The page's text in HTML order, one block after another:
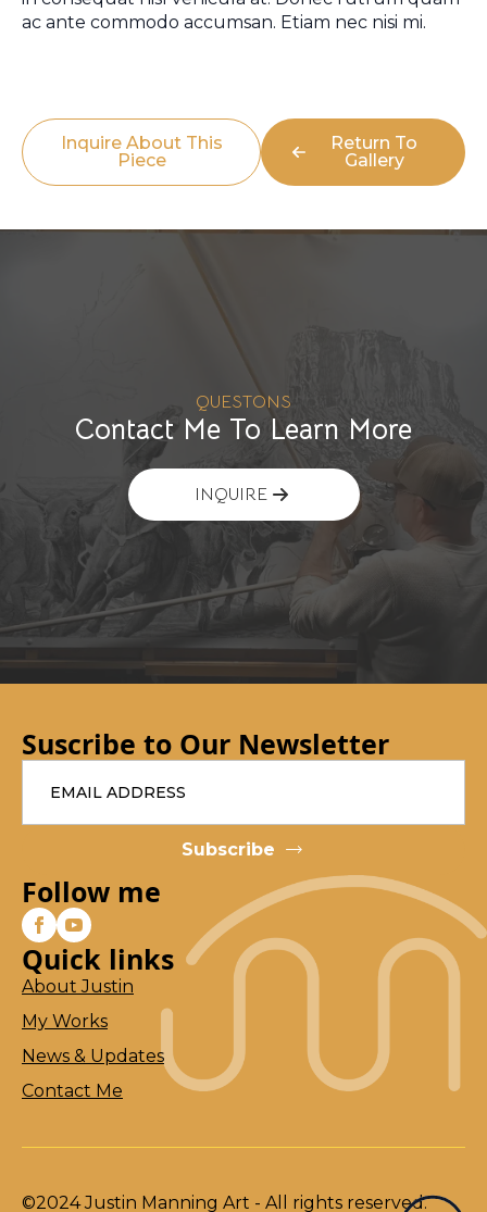
ac ante commodo accumsan. Etiam nec nisi mi.
Inquire About This
Piece
Return To
Gallery
QUESTONS
Contact Me To Learn More
INQUIRE
Suscribe to Our Newsletter
Email
Subscribe
Follow me
Quick links
About Justin
My Works
News & Updates
Contact Me
©2024 Justin Manning Art - All rights reserved.